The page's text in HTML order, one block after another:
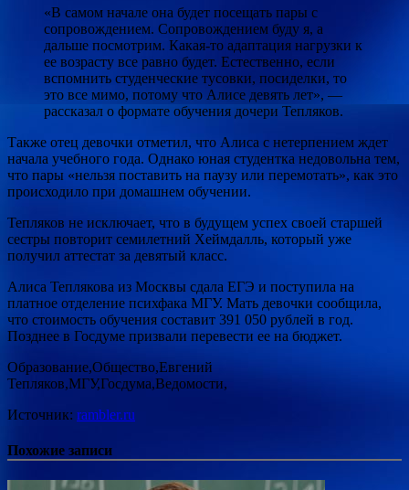
«В самом начале она будет посещать пары с
сопровождением. Сопровождением буду я, а
дальше посмотрим. Какая-то адаптация нагрузки к
ее возрасту все равно будет. Естественно, если
вспомнить студенческие тусовки, посиделки, то
это все мимо, потому что Алисе девять лет», —
рассказал о формате обучения дочери Тепляков.
Также отец девочки отметил, что Алиса с нетерпением ждет
начала учебного года. Однако юная студентка недовольна тем,
что пары «нельзя поставить на паузу или перемотать», как это
происходило при домашнем обучении.
Тепляков не исключает, что в будущем успех своей старшей
сестры повторит семилетний Хеймдалль, который уже
получил аттестат за девятый класс.
Алиса Теплякова из Москвы сдала ЕГЭ и поступила на
платное отделение психфака МГУ. Мать девочки сообщила,
что стоимость обучения составит 391 050 рублей в год.
Позднее в Госдуме призвали перевести ее на бюджет.
Образование,Общество,Евгений
Тепляков,МГУ,Госдума,Ведомости,
Источник: rambler.ru
Похожие записи